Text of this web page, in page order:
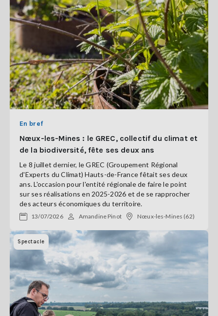
En bref
Nœux-les-Mines : le GREC, collectif du climat et
de la biodiversité, fête ses deux ans
Le 8 juillet dernier, le GREC (Groupement Régional
d'Experts du Climat) Hauts-de-France fêtait ses deux
ans. L'occasion pour l'entité régionale de faire le point
sur ses réalisations en 2025-2026 et de se rapprocher
des acteurs économiques du territoire.
13/07/2026 Amandine Pinot Nœux-les-Mines (62)
Spectacle